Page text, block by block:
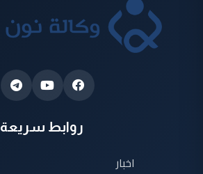
روابط سريعة
اخبار